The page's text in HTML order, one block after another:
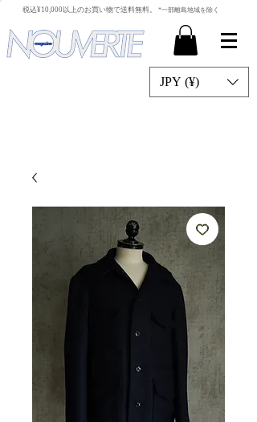
​税込¥10,000以上のお買い物で送料無料。 *一部離島地域を除く
JPY (¥)